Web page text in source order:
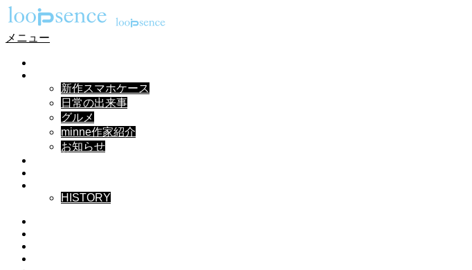
メニュー
新作スマホケース
日常の出来事
グルメ
minne作家紹介
お知らせ
HISTORY